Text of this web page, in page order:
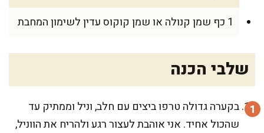
1 כף שמן קנולה או שמן קוקוס עדין לשימון המחבת
שלבי הכנה
בקערה גדולה טרפו ביצים עם חלב, וניל וממתיק עד
שהכול אחיד. אני אוהבת לעצור רגע ולהריח את הווניל,